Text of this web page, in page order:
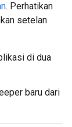
. Perhatikan
setelan
di dua
baru dari